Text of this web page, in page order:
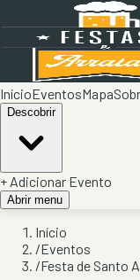
InícioEventosMapa
Descobrir
+ Adicionar Evento
Abrir menu
Início
/Eventos
/Festa de Santo